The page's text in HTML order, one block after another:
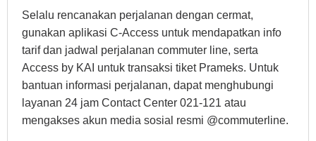
Selalu rencanakan perjalanan dengan cermat,
gunakan aplikasi C-Access untuk mendapatkan info
tarif dan jadwal perjalanan commuter line, serta
Access by KAI untuk transaksi tiket Prameks. Untuk
bantuan informasi perjalanan, dapat menghubungi
layanan 24 jam Contact Center 021-121 atau
mengakses akun media sosial resmi @commuterline.